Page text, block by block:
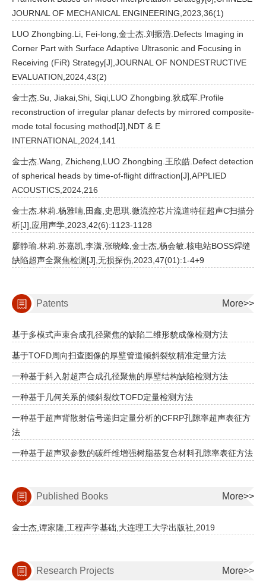
JOURNAL OF MECHANICAL ENGINEERING,2023,36(1)
LUO Zhongbing.Li, Fei-long,金士杰.刘振浩.Defects Imaging in
Corner Part with Surface Adaptive Ultrasonic and Focusing in
Receiving (FiR) Strategy[J],JOURNAL OF NONDESTRUCTIVE
EVALUATION,2024,43(2)
金士杰.Su, Jiakai,Shi, Siqi,LUO Zhongbing.狄成军.Profile
reconstruction of irregular planar defects by mirrored composite-
mode total focusing method[J],NDT & E
INTERNATIONAL,2024,141
金士杰.Wang, Zhicheng,LUO Zhongbing.王欣皓.Defect detection
of spherical heads by time-of-flight diffraction[J],APPLIED
ACOUSTICS,2024,216
金士杰.林莉.杨雅喃,田鑫,史思琪.微流控芯片流道特征超声C扫描分
析[J],应用声学,2023,42(6):1123-1128
廖静瑜.林莉.苏嘉凯,李潇,张晓峰,金士杰,杨会敏.核电站BOSS焊缝
缺陷超声全聚焦检测[J],无损探伤,2023,47(01):1-4+9
Patents More>>
基于多模式声束合成孔径聚焦的缺陷二维形貌成像检测方法
基于TOFD周向扫查图像的厚壁管道倾斜裂纹精准定量方法
一种基于斜入射超声合成孔径聚焦的厚壁结构缺陷检测方法
一种基于几何关系的倾斜裂纹TOFD定量检测方法
一种基于超声背散射信号递归定量分析的CFRP孔隙率超声表征方
法
一种基于超声双参数的碳纤维增强树脂基复合材料孔隙率表征方法
Published Books More>>
金士杰,谭家隆,工程声学基础,大连理工大学出版社,2019
Research Projects More>>